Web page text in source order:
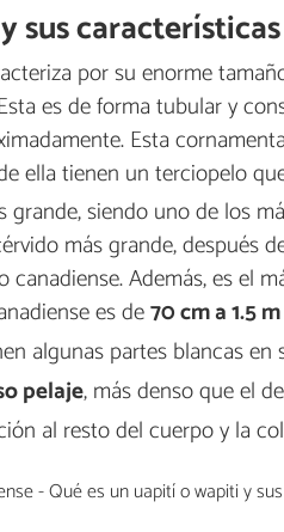
sus características
por su enorme
es de forma tubular y
Esta
ella tienen un terciopelo
siendo uno de los
más grande, después
Además, es el
es de70 cm a 1.5
algunas partes blancas en
pelaje, más denso que el
al resto del cuerpo y la